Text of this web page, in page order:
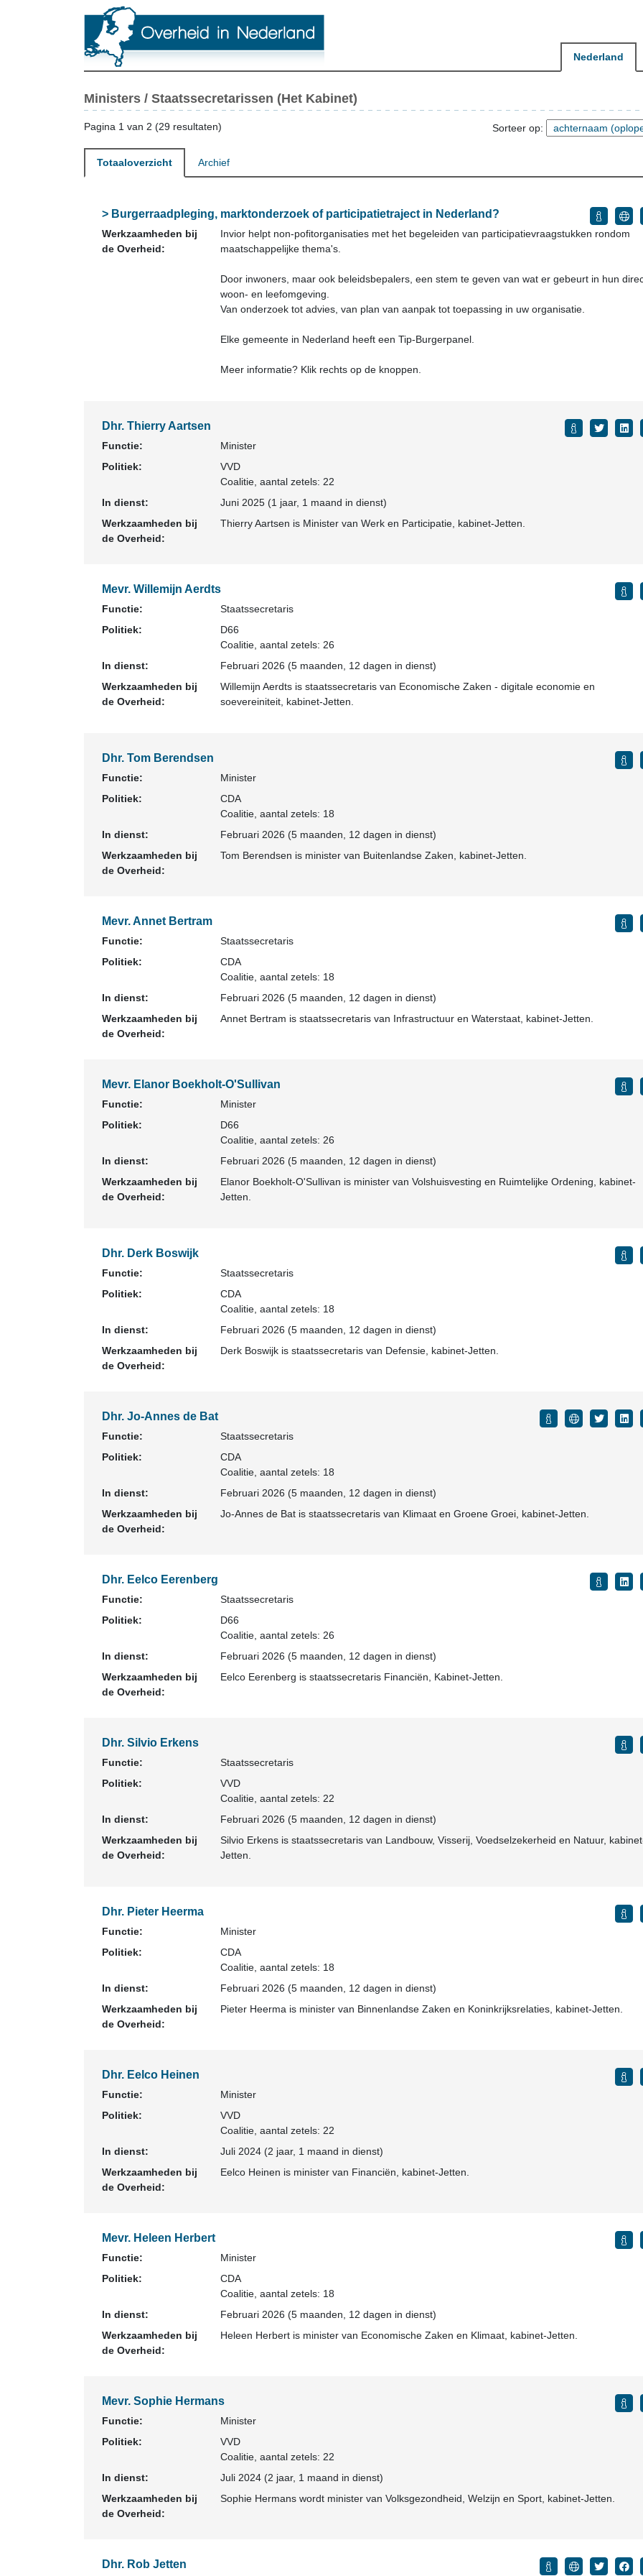
Nederland
Ministers / Staatssecretarissen (Het Kabinet)
Pagina 1 van 2 (29 resultaten) Sorteer op:
Totaaloverzicht Archief
> Burgerraadpleging, marktonderzoek of participatietraject in Nederland?
Werkzaamheden bij
de Overheid:
Invior helpt non-pofitorganisaties met het begeleiden van participatievraagstukken rondom
maatschappelijke thema's.
Door inwoners, maar ook beleidsbepalers, een stem te geven van wat er gebeurt in hun
woon- en leefomgeving.
Van onderzoek tot advies, van plan van aanpak tot toepassing in uw organisatie.
Elke gemeente in Nederland heeft een Tip-Burgerpanel.
Meer informatie? Klik rechts op de knoppen.
Dhr. Thierry Aartsen
Functie:
Minister
Politiek:
VVD
Coalitie , aantal zetels: 22
In dienst:
Juni 2025 (1 jaar, 1 maand in dienst)
Werkzaamheden bij
de Overheid:
Thierry Aartsen is Minister van Werk en Participatie, kabinet-Jetten.
Mevr. Willemijn Aerdts
Functie:
Staatssecretaris
Politiek:
D66
Coalitie , aantal zetels: 26
In dienst:
Februari 2026 (5 maanden, 12 dagen in dienst)
Werkzaamheden bij
de Overheid:
Willemijn Aerdts is staatssecretaris van Economische Zaken - digitale economie en
soevereiniteit, kabinet-Jetten.
Dhr. Tom Berendsen
Functie:
Minister
Politiek:
CDA
Coalitie , aantal zetels: 18
In dienst:
Februari 2026 (5 maanden, 12 dagen in dienst)
Werkzaamheden bij
de Overheid:
Tom Berendsen is minister van Buitenlandse Zaken, kabinet-Jetten.
Mevr. Annet Bertram
Functie:
Staatssecretaris
Politiek:
CDA
Coalitie , aantal zetels: 18
In dienst:
Februari 2026 (5 maanden, 12 dagen in dienst)
Werkzaamheden bij
de Overheid:
Annet Bertram is staatssecretaris van Infrastructuur en Waterstaat, kabinet-Jetten.
Mevr. Elanor Boekholt-O'Sullivan
Functie:
Minister
Politiek:
D66
Coalitie , aantal zetels: 26
In dienst:
Februari 2026 (5 maanden, 12 dagen in dienst)
Werkzaamheden bij
de Overheid:
Elanor Boekholt-O'Sullivan is minister van Volshuisvesting en Ruimtelijke Ordening, kabinet-
Jetten.
Dhr. Derk Boswijk
Functie:
Staatssecretaris
Politiek:
CDA
Coalitie , aantal zetels: 18
In dienst:
Februari 2026 (5 maanden, 12 dagen in dienst)
Werkzaamheden bij
de Overheid:
Derk Boswijk is staatssecretaris van Defensie, kabinet-Jetten.
Dhr. Jo-Annes de Bat
Functie:
Staatssecretaris
Politiek:
CDA
Coalitie , aantal zetels: 18
In dienst:
Februari 2026 (5 maanden, 12 dagen in dienst)
Werkzaamheden bij
de Overheid:
Jo-Annes de Bat is staatssecretaris van Klimaat en Groene Groei, kabinet-Jetten.
Dhr. Eelco Eerenberg
Functie:
Staatssecretaris
Politiek:
D66
Coalitie , aantal zetels: 26
In dienst:
Februari 2026 (5 maanden, 12 dagen in dienst)
Werkzaamheden bij
de Overheid:
Eelco Eerenberg is staatssecretaris Financiën, Kabinet-Jetten.
Dhr. Silvio Erkens
Functie:
Staatssecretaris
Politiek:
VVD
Coalitie , aantal zetels: 22
In dienst:
Februari 2026 (5 maanden, 12 dagen in dienst)
Werkzaamheden bij
de Overheid:
Silvio Erkens is staatssecretaris van Landbouw, Visserij, Voedselzekerheid en Natuur,
Jetten.
Dhr. Pieter Heerma
Functie:
Minister
Politiek:
CDA
Coalitie , aantal zetels: 18
In dienst:
Februari 2026 (5 maanden, 12 dagen in dienst)
Werkzaamheden bij
de Overheid:
Pieter Heerma is minister van Binnenlandse Zaken en Koninkrijksrelaties, kabinet-Jetten.
Dhr. Eelco Heinen
Functie:
Minister
Politiek:
VVD
Coalitie , aantal zetels: 22
In dienst:
Juli 2024 (2 jaar, 1 maand in dienst)
Werkzaamheden bij
de Overheid:
Eelco Heinen is minister van Financiën, kabinet-Jetten.
Mevr. Heleen Herbert
Functie:
Minister
Politiek:
CDA
Coalitie , aantal zetels: 18
In dienst:
Februari 2026 (5 maanden, 12 dagen in dienst)
Werkzaamheden bij
de Overheid:
Heleen Herbert is minister van Economische Zaken en Klimaat, kabinet-Jetten.
Mevr. Sophie Hermans
Functie:
Minister
Politiek:
VVD
Coalitie , aantal zetels: 22
In dienst:
Juli 2024 (2 jaar, 1 maand in dienst)
Werkzaamheden bij
de Overheid:
Sophie Hermans wordt minister van Volksgezondheid, Welzijn en Sport, kabinet-Jetten.
Dhr. Rob Jetten